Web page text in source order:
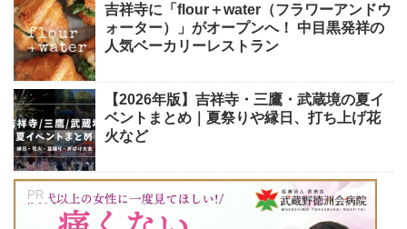
吉祥寺に「flour＋water（フラワーアンドウ
ォーター）」がオープンへ！ 中目黒発祥の
人気ベーカリーレストラン
【2026年版】吉祥寺・三鷹・武蔵境の夏イ
ベントまとめ｜夏祭りや縁日、打ち上げ花
火など